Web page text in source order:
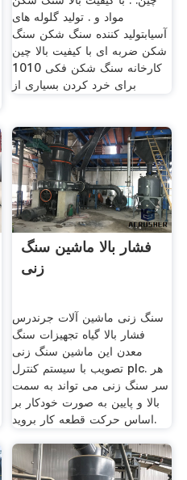
مواد و . تولید گلوله های
آسیابتولید کننده سنگ شکن سنگ
شکن ضربه ای با کیفیت بالا چین
کارخانه سنگ شکن فکی 1010
برای خرد کردن بسیاری از
فشار بالا ماشین سنگ
زنی
سنگ زنی ماشین آلات جرندرس
فشار بالا گیاه تجهیزات سنگ
معدن این ماشین سنگ زنی
تصویب با سیستم کنترل plc. هر
سر سنگ زنی می تواند به سمت
بالا و پایین به صورت خودکار بر
اساس حرکت قطعه کار بروید.